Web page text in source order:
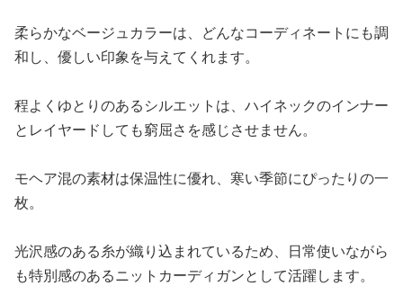
柔らかなベージュカラーは、どんなコーディネートにも調
和し、優しい印象を与えてくれます。
程よくゆとりのあるシルエットは、ハイネックのインナー
とレイヤードしても窮屈さを感じさせません。
モヘア混の素材は保温性に優れ、寒い季節にぴったりの一
枚。
光沢感のある糸が織り込まれているため、日常使いながら
も特別感のあるニットカーディガンとして活躍します。